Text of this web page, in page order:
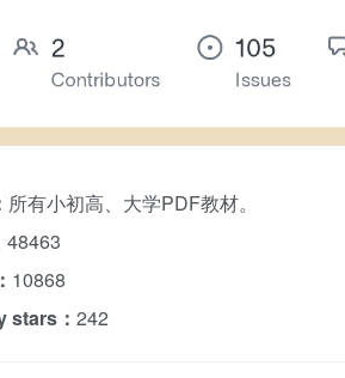
所有小初高、大学PDF教材。
48463
10868
stars： 242